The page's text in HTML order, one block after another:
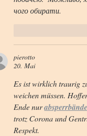
чого обирати.
pierotto
20. Mai
Es ist wirklich traurig
weichen müssen.
Ende nur
trotz Corona und
Respekt.